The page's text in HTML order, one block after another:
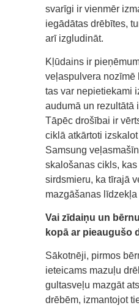
svarīgi ir vienmēr
iegādātas drēbītes,
arī izgludināt.
Kļūdains ir
veļaspulvera nozīmē
tas var nepietiekami
audumā un rezultātā
Tāpēc drošībai ir
ciklā atkārtoti
Samsung
skalošanas cikls,
sirdsmieru, ka tīrajā
mazgāšanas
Vai zīdaiņu un
kopā ar pieaugušo
Sākotnēji, pirmos
ieteicams mazuļu
gultasveļu mazgāt
drēbēm, izmantojot